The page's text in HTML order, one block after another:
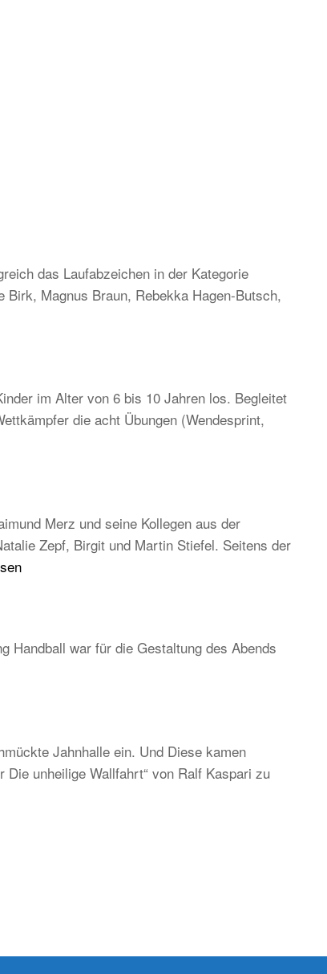
das Laufabzeichen in der Kategorie
Magnus Braun, Rebekka Hagen-Butsch,
im Alter von 6 bis 10 Jahren los. Begleitet
die acht Übungen (Wendesprint,
Merz und seine Kollegen aus der
Zepf, Birgit und Martin Stiefel. Seitens der
Handball war für die Gestaltung des Abends
Jahnhalle ein. Und Diese kamen
unheilige Wallfahrt“ von Ralf Kaspari zu